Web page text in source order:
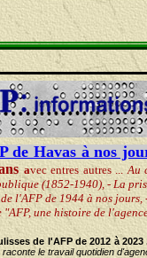
de Havas à nos
avec entres autres ... Au
(1852-1940), -La
l'AFP de 1944 à nos jours,
une histoire de
de l'AFP de 2012 à 2023
le travail quotidien